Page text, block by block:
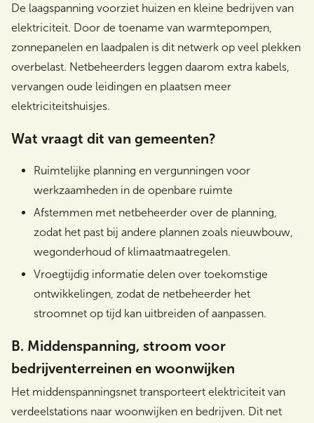
De laagspanning voorziet huizen en kleine bedrijven van
elektriciteit. Door de toename van warmtepompen,
zonnepanelen en laadpalen is dit netwerk op veel plekken
overbelast. Netbeheerders leggen daarom extra kabels,
vervangen oude leidingen en plaatsen meer
elektriciteitshuisjes.
Wat vraagt dit van gemeenten?
Ruimtelijke planning en vergunningen voor
werkzaamheden in de openbare ruimte
Afstemmen met netbeheerder over de planning,
zodat het past bij andere plannen zoals nieuwbouw,
wegonderhoud of klimaatmaatregelen.
Vroegtijdig informatie delen over toekomstige
ontwikkelingen, zodat de netbeheerder het
stroomnet op tijd kan uitbreiden of aanpassen.
B. Middenspanning, stroom voor
bedrijventerreinen en woonwijken
Het middenspanningsnet transporteert elektriciteit van
verdeelstations naar woonwijken en bedrijven. Dit net